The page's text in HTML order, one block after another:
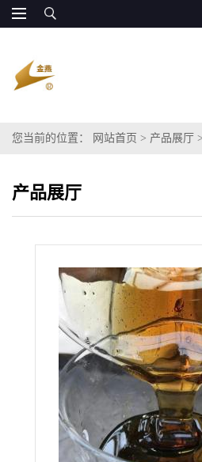
您当前的位置： 网站首页 > 产品展厅 >
产品展厅